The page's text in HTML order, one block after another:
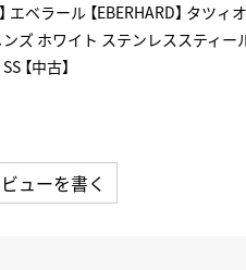
】 エベラール 【EBERHARD】 タ
ズ ホワイト ステンレススティー
【中古】
ューを書く